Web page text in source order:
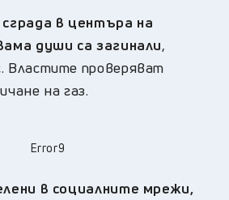
в центъра на
души са загинали,
Властите проверяват
на газ.
Error9
в социалните мрежи,